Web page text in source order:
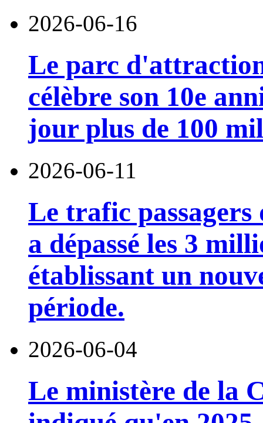
2026-06-16
Le parc
célèbre son 10e
jour plus de 100
2026-06-11
Le trafic passagers
a dépassé les 3
établissant un
période.
2026-06-04
Le ministère de la